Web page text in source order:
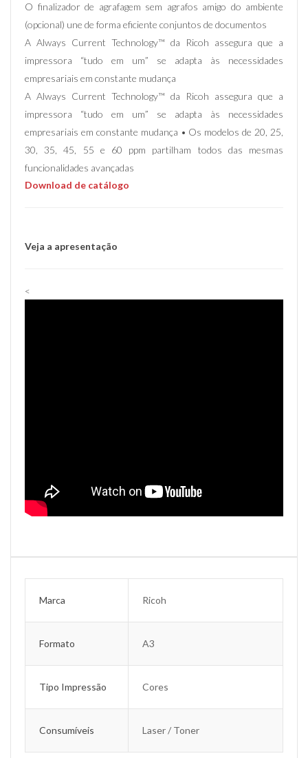
O finalizador de agrafagem sem agrafos amigo do ambiente
(opcional) une de forma eficiente conjuntos de documentos
A Always Current Technology™ da Ricoh assegura que a
impressora “tudo em um” se adapta às necessidades
empresariais em constante mudança
A Always Current Technology™ da Ricoh assegura que a
impressora “tudo em um” se adapta às necessidades
empresariais em constante mudança • Os modelos de 20, 25,
30, 35, 45, 55 e 60 ppm partilham todos das mesmas
funcionalidades avançadas
Download de catálogo
Veja a apresentação
<
Marca Ricoh
Formato A3
Tipo Impressão Cores
Consumíveis Laser / Toner